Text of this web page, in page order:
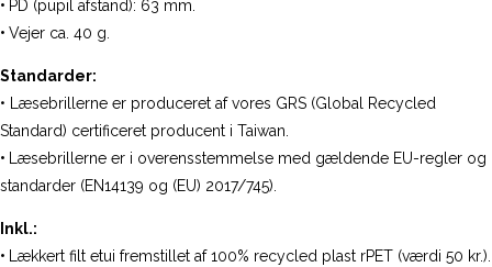
• PD (pupil afstand): 63 mm.
• Vejer ca. 40 g.
Standarder:
• Læsebrillerne er produceret af vores GRS (Global Recycled
Standard) certificeret producent i Taiwan.
• Læsebrillerne er i overensstemmelse med gældende EU-regler og
standarder (EN14139 og (EU) 2017/745).
Inkl.:
• Lækkert filt etui fremstillet af 100% recycled plast rPET (værdi 50 kr.).